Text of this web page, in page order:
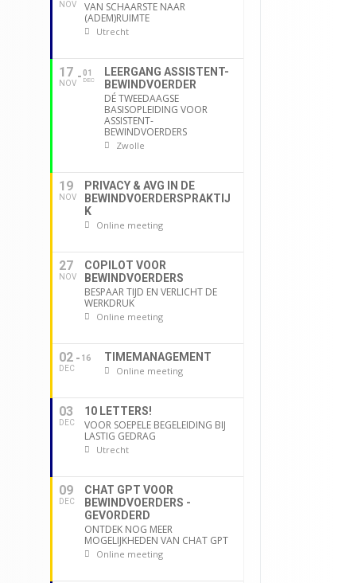
NOV
VAN SCHAARSTE NAAR
(ADEM)RUIMTE
Utrecht
17
NOV
01
DEC
LEERGANG ASSISTENT-
BEWINDVOERDER
DÉ TWEEDAAGSE
BASISOPLEIDING VOOR
ASSISTENT-
BEWINDVOERDERS
Zwolle
19
NOV
PRIVACY & AVG IN DE
BEWINDVOERDERSPRAKTIJ
K
Online meeting
27
NOV
COPILOT VOOR
BEWINDVOERDERS
BESPAAR TIJD EN VERLICHT DE
WERKDRUK
Online meeting
02
DEC
16 TIMEMANAGEMENT
Online meeting
03
DEC
10 LETTERS!
VOOR SOEPELE BEGELEIDING BIJ
LASTIG GEDRAG
Utrecht
09
DEC
CHAT GPT VOOR
BEWINDVOERDERS -
GEVORDERD
ONTDEK NOG MEER
MOGELIJKHEDEN VAN CHAT GPT
Online meeting